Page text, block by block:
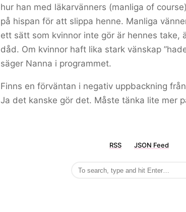
hur han med läkarvänners (manliga of
på hispan för att slippa henne. Manliga
ett sätt som kvinnor inte gör är hennes take,
dåd. Om kvinnor haft lika stark vänskap
säger Nanna i programmet.
Finns en förväntan i negativ uppbackning
Ja det kanske gör det. Måste tänka lite mer
RSS JSON Feed